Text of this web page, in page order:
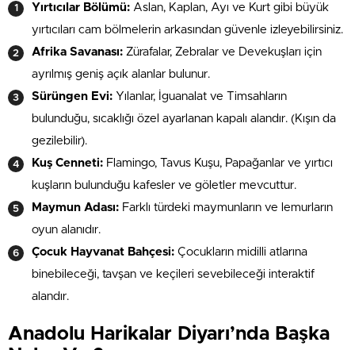
Yırtıcılar Bölümü: Aslan, Kaplan, Ayı ve Kurt gibi büyük
yırtıcıları cam bölmelerin arkasından güvenle izleyebilirsiniz.
Afrika Savanası: Zürafalar, Zebralar ve Devekuşları için
ayrılmış geniş açık alanlar bulunur.
Sürüngen Evi: Yılanlar, İguanalat ve Timsahların
bulunduğu, sıcaklığı özel ayarlanan kapalı alandır. (Kışın da
gezilebilir).
Kuş Cenneti: Flamingo, Tavus Kuşu, Papağanlar ve yırtıcı
kuşların bulunduğu kafesler ve göletler mevcuttur.
Maymun Adası: Farklı türdeki maymunların ve lemurların
oyun alanıdır.
Çocuk Hayvanat Bahçesi: Çocukların midilli atlarına
binebileceği, tavşan ve keçileri sevebileceği interaktif
alandır.
Anadolu Harikalar Diyarı’nda Başka